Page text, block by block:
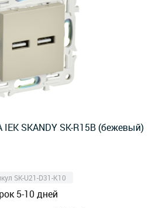
IEK SKANDY SK-R15B (бежевый)
SK-U21-D31-K10
5-10 дней